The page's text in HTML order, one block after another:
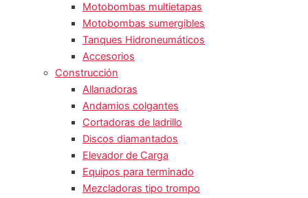
Motobombas multietapas
Motobombas sumergibles
Tanques Hidroneumáticos
Accesorios
Construcción
Allanadoras
Andamios colgantes
Cortadoras de ladrillo
Discos diamantados
Elevador de Carga
Equipos para terminado
Mezcladoras tipo trompo